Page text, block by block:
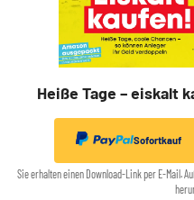
Heiße Tage – eiskalt
Sofortkauf
Sie erhalten einen Download-Link per E-Mail.